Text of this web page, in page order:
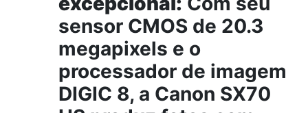
sensor CMOS de 20.3
megapixels e o
processador de imagem
DIGIC 8, a Canon SX70